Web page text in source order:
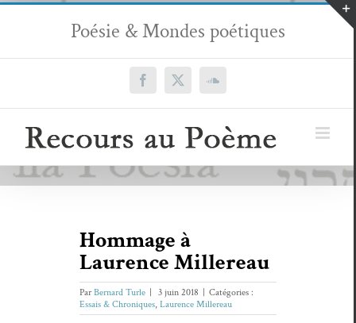
Passer
contenu
Poésie & Mondes poétiques
Facebook
X SoundCloud
Hommage à
Laurence Millereau
ParBernard Turle 3 juin 2018
Catégories :
Essais & Chroniques, Laurence Millereau